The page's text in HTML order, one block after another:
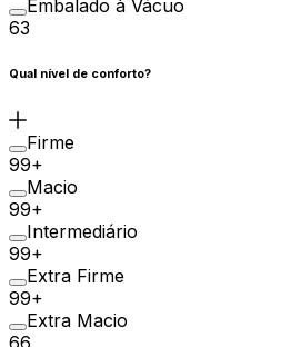
Embalado à Vácuo
63
Qual nível de conforto?
Firme
99+
Macio
99+
Intermediário
99+
Extra Firme
99+
Extra Macio
66